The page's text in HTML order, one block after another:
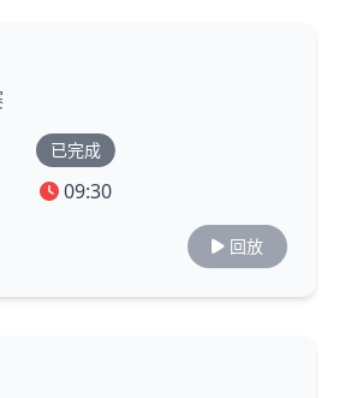
已完成
09:30
回放